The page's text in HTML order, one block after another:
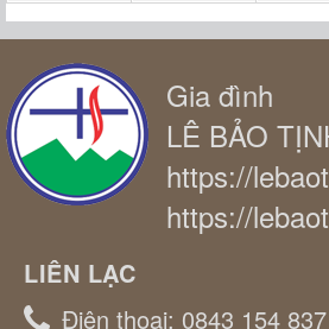
Gia đình
LÊ BẢO
https://
https://
LIÊN LẠC
Điện thoại: 0843 154 837